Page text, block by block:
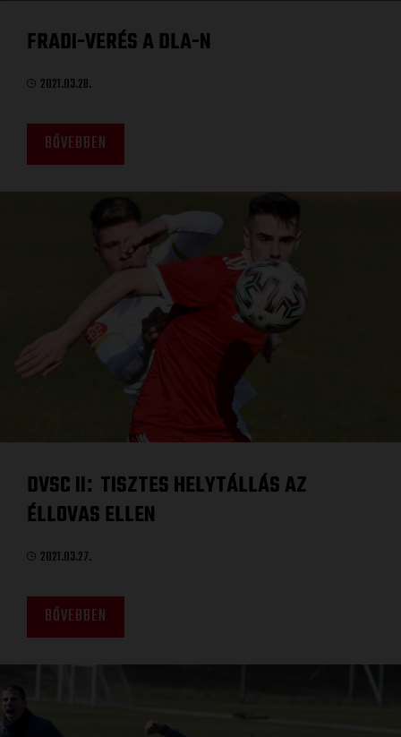
FRADI-VERÉS A DLA-N
2021.03.28.
BŐVEBBEN
DVSC II: TISZTES HELYTÁLLÁS AZ
ÉLLOVAS ELLEN
2021.03.27.
BŐVEBBEN